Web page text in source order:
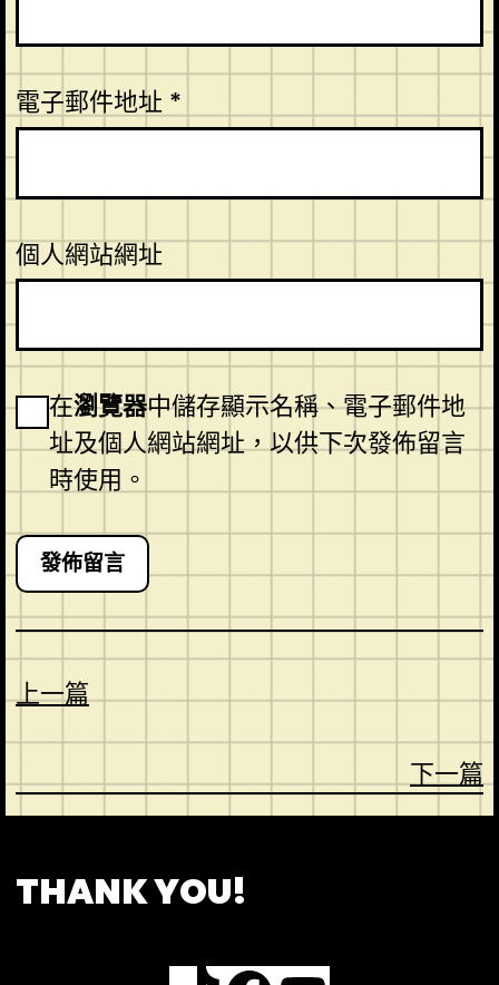
電子郵件地址 *
個人網站網址
在瀏覽器中儲存顯示名稱、電子郵件地
址及個人網站網址，以供下次發佈留言
時使用。
上一篇
下一篇
THANK YOU!